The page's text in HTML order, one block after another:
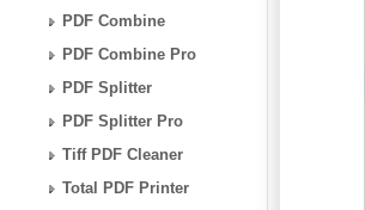
PDF Combine
PDF Combine Pro
PDF Splitter
PDF Splitter Pro
Tiff PDF Cleaner
Total PDF Printer